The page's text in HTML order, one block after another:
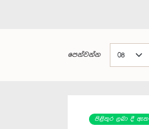
පෙන්වන්න
පිළිතුර ලබා දී ඇත